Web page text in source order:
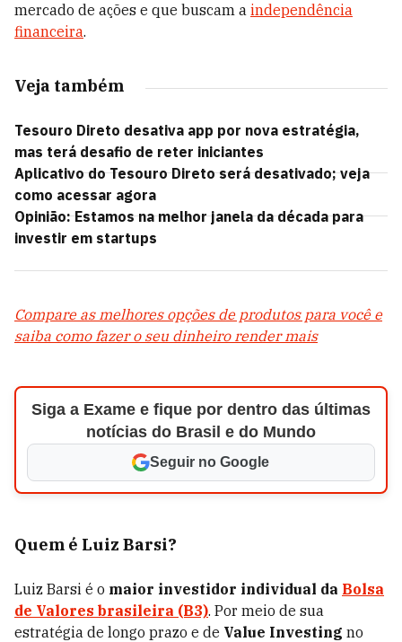
mercado de ações e que buscam a independência
financeira.
Veja também
Tesouro Direto desativa app por nova estratégia,
mas terá desafio de reter iniciantes
Aplicativo do Tesouro Direto será desativado; veja
como acessar agora
Opinião: Estamos na melhor janela da década para
investir em startups
Compare as melhores opções de produtos para você e
saiba como fazer o seu dinheiro render mais
Siga a Exame e fique por dentro das últimas
notícias do Brasil e do Mundo
Seguir no Google
Quem é Luiz Barsi?
Luiz Barsi é o maior investidor individual da Bolsa
de Valores brasileira (B3). Por meio de sua
estratégia de longo prazo e de Value Investing no